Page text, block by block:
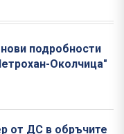
подробности
Околчица"
от ДС в обръчите